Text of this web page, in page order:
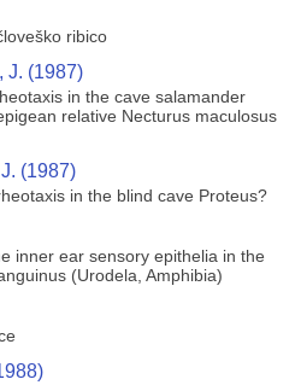
ribico
J. (1987)
in the cave salamander
relative Necturus maculosus
(1987)
in the blind cave Proteus?
inner ear sensory epithelia in the
(Urodela, Amphibia)